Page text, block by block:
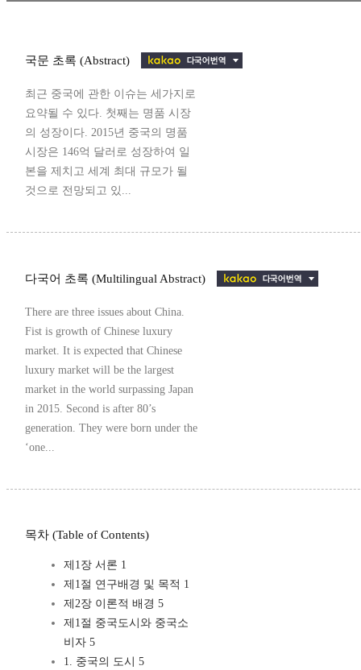
국문 초록 (Abstract)
최근 중국에 관한 이슈는 세가지로
요약될 수 있다. 첫째는 명품 시장
의 성장이다. 2015년 중국의 명품
시장은 146억 달러로 성장하여 일
본을 제치고 세계 최대 규모가 될
것으로 전망되고 있...
다국어 초록 (Multilingual Abstract)
There are three issues about China.
Fist is growth of Chinese luxury
market. It is expected that Chinese
luxury market will be the largest
market in the world surpassing Japan
in 2015. Second is after 80’s
generation. They were born under the
‘one...
목차 (Table of Contents)
제1장 서론 1
제1절 연구배경 및 목적 1
제2장 이론적 배경 5
제1절 중국도시와 중국소
비자 5
1. 중국의 도시 5